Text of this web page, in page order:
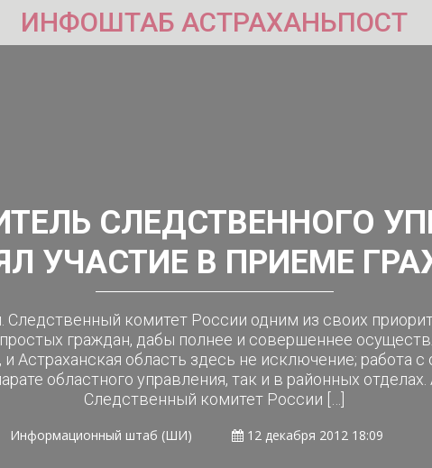
ИНФОШТАБ АСТРАХАНЬПОСТ
СЛЕДСТВЕННОГО
УЧАСТИЕ В ПРИЕМЕ
Следственный комитет России одним из своих
граждан, дабы полнее и совершеннее
Астраханская область здесь не исключение; работа
областного управления, так и в районных
Следственный комитет России […]
Информационный штаб (ШИ) 12 декабря 2012 18:09